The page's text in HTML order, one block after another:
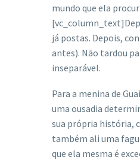
mundo que ela
já postas. Depois,
antes). Não tardou
inseparável.
Para a menina de
uma ousadia
sua própria história,
também ali uma
que ela mesma é